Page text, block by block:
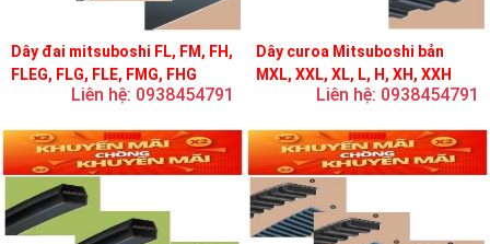
Dây đai mitsuboshi FL, FM, FH,
FLEG, FLG, FLE, FMG, FHG
Liên hệ: 0938454791
Dây curoa Mitsuboshi bản
MXL, XXL, XL, L, H, XH, XXH
Liên hệ: 0938454791